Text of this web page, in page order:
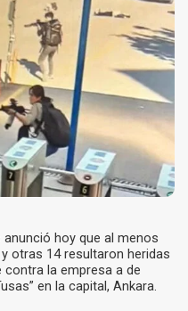
hoy que al menos
otras 14 resultaron heridas
la empresa a de
en la capital, Ankara.